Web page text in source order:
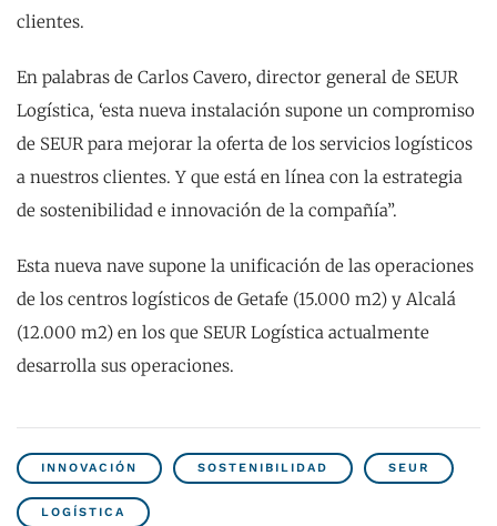
clientes.
En palabras de Carlos Cavero, director general de SEUR
Logística, ‘esta nueva instalación supone un compromiso
de SEUR para mejorar la oferta de los servicios logísticos
a nuestros clientes. Y que está en línea con la estrategia
de sostenibilidad e innovación de la compañía”.
Esta nueva nave supone la unificación de las operaciones
de los centros logísticos de Getafe (15.000 m2) y Alcalá
(12.000 m2) en los que SEUR Logística actualmente
desarrolla sus operaciones.
INNOVACIÓN SOSTENIBILIDAD SEUR
LOGÍSTICA